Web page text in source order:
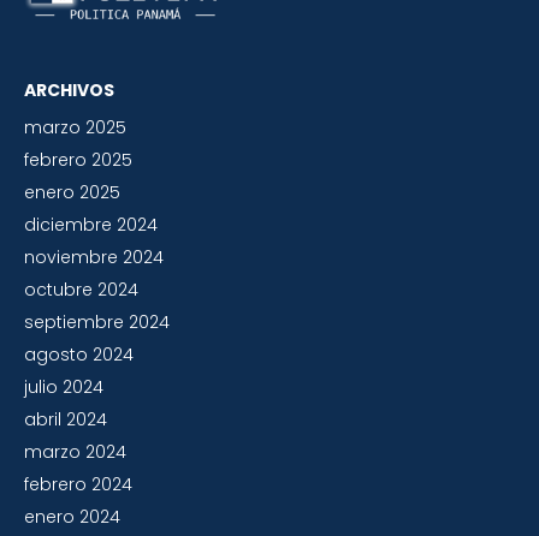
ARCHIVOS
marzo 2025
febrero 2025
enero 2025
diciembre 2024
noviembre 2024
octubre 2024
septiembre 2024
agosto 2024
julio 2024
abril 2024
marzo 2024
febrero 2024
enero 2024